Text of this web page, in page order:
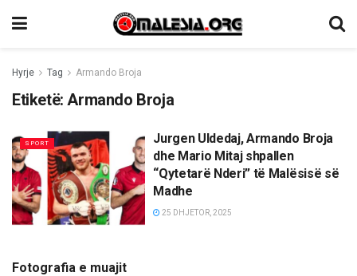
Hyrje Tag Armando Broja
Etiketë:Armando Broja
SPORT
Jurgen Uldedaj, Armando Broja
dhe Mario Mitaj shpallen
“Qytetarë Nderi” të Malësisë së
Madhe
25 DHJETOR, 2025
Fotografia e muajit